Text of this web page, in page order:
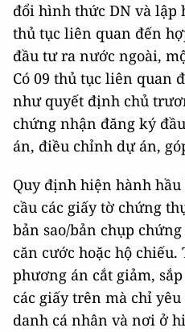
đổi hình thức DN và lập
thủ tục liên quan đến
đầu tư ra nước ngoài,
Có 09 thủ tục liên quan
như quyết định chủ
chứng nhận đăng ký
án, điều chỉnh dự án,
Quy định hiện hành
cầu các giấy tờ chứng
bản sao/bản chụp
căn cước hoặc hộ
phương án cắt giảm,
các giấy trên mà chỉ
danh cá nhân và nơi ở